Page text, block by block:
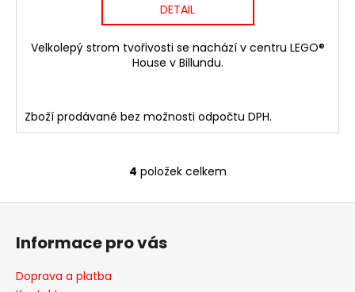
DETAIL
Velkolepý strom tvořivosti se nachází v centru LEGO®
House v Billundu.
Zboží prodávané bez možnosti odpočtu DPH.
O
v
4 položek celkem
Informace pro vás
Doprava a platba